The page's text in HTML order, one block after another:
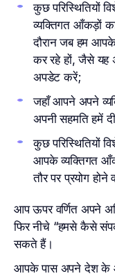
कुछ परिस्थितियों
व्यक्तिगत आँकड़ों
दौरान जब हम आपके
कर रहे हों, जैसे यह
अपडेट करें;
जहाँ आपने अपने
अपनी सहमति हमें
कुछ परिस्थितियों
आपके व्यक्तिगत
तौर पर प्रयोग
आप ऊपर वर्णित अपने
फिर नीचे “हमसे कैसे
सकते हैं।
आपके पास अपने देश के